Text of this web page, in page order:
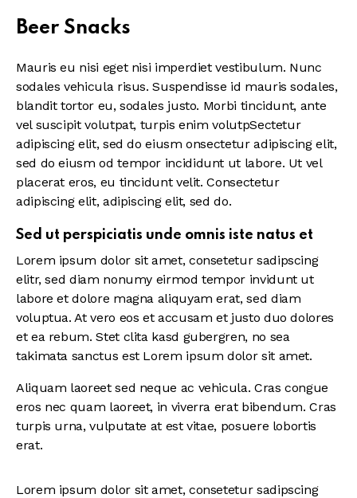
Beer Snacks
Mauris eu nisi eget nisi imperdiet vestibulum. Nunc
sodales vehicula risus. Suspendisse id mauris sodales,
blandit tortor eu, sodales justo. Morbi tincidunt, ante
vel suscipit volutpat, turpis enim volutpSectetur
adipiscing elit, sed do eiusm onsectetur adipiscing elit,
sed do eiusm od tempor incididunt ut labore. Ut vel
placerat eros, eu tincidunt velit. Consectetur
adipiscing elit, adipiscing elit, sed do.
Sed ut perspiciatis unde omnis iste natus et
Lorem ipsum dolor sit amet, consetetur sadipscing
elitr, sed diam nonumy eirmod tempor invidunt ut
labore et dolore magna aliquyam erat, sed diam
voluptua. At vero eos et accusam et justo duo dolores
et ea rebum. Stet clita kasd gubergren, no sea
takimata sanctus est Lorem ipsum dolor sit amet.
Aliquam laoreet sed neque ac vehicula. Cras congue
eros nec quam laoreet, in viverra erat bibendum. Cras
turpis urna, vulputate at est vitae, posuere lobortis
erat.
Lorem ipsum dolor sit amet, consetetur sadipscing